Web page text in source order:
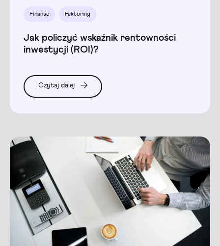
Finanse Faktoring
Jak policzyć wskaźnik rentowności
inwestycji (ROI)?
Czytaj dalej